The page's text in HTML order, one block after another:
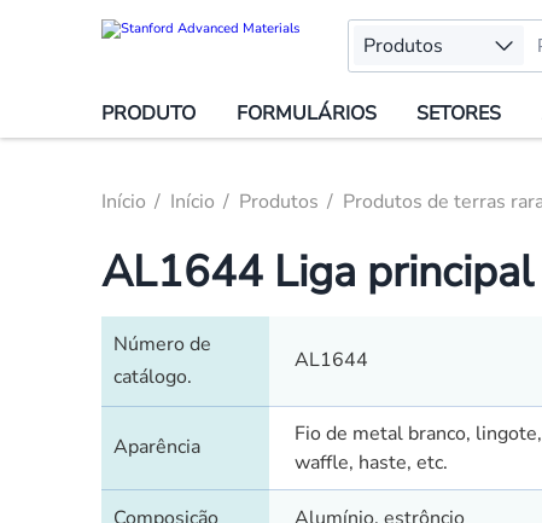
Produtos
PRODUTO FORMULÁRIOS SETORES
Início Início Produtos Produtos de terras
AL1644 Liga
Número de
catálogo.
AL1644
Aparência
Fio de metal branco,
waffle, haste, etc.